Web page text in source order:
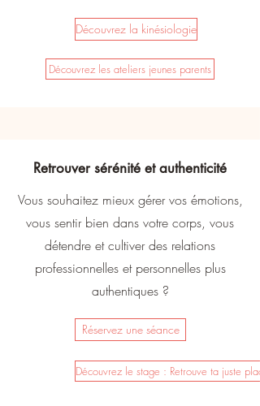
Découvrez la kinésiologie
Découvrez les ateliers jeunes parents
Retrouver sérénité et authenticité
Vous souhaitez mieux gérer vos émotions,
vous sentir bien dans votre corps, vous
détendre et cultiver des relations
professionnelles et personnelles plus
authentiques ?
Réservez une séance
Découvrez le stage : Retrouve ta juste